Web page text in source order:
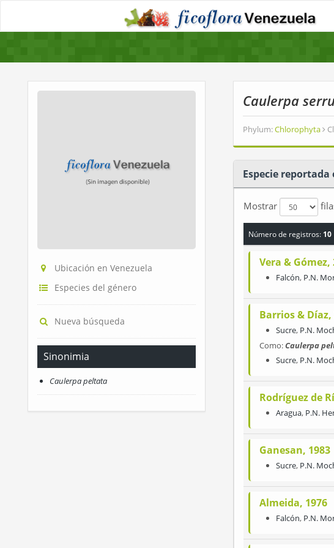
Ubicación en Venezuela
Especies del género
Nueva búsqueda
Sinonimia
Caulerpa peltata
Caulerpa
Phylum:Chlorophyta
Especie reportada
Mostrar
Número de registros: 10
Vera & Gómez,
Falcón, P.N.
Barrios & Díaz,
Sucre, P.N.
Como:Caulerpa
Sucre, P.N.
Rodríguez de
Aragua, P.N.
Ganesan, 1983
Sucre, P.N.
Almeida, 1976
Falcón, P.N.